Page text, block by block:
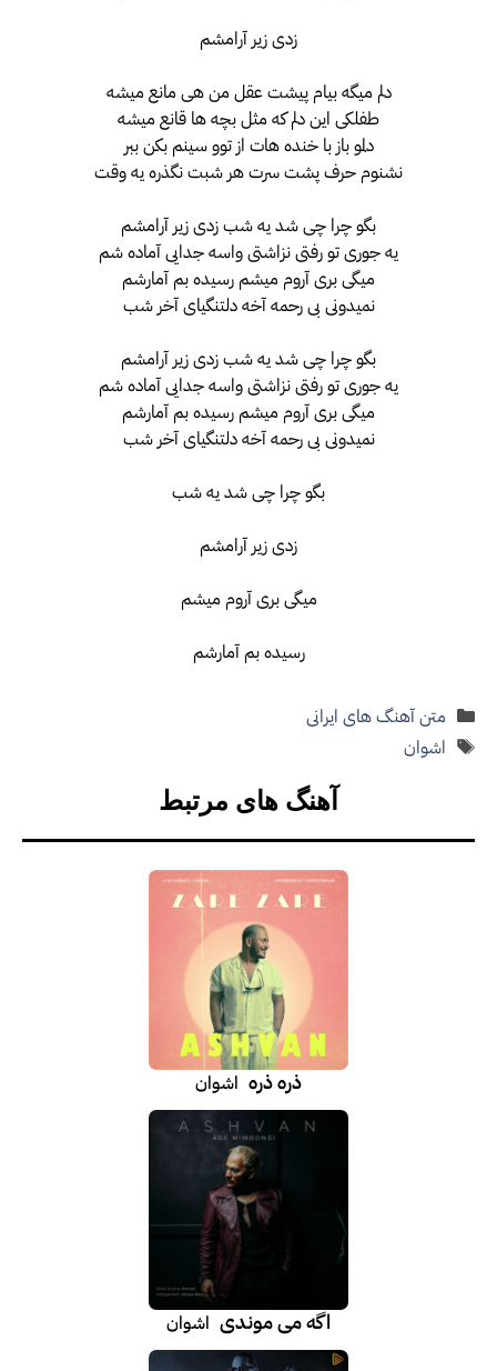
زدی زیر آرامشم
دلم میگه بیام پیشت عقل من هی مانع میشه
طفلکی این دلم که مثل بچه ها قانع میشه
دلمو باز با خنده هات از توو سینم بکن ببر
نشنوم حرف پشت سرت هر شبت نگذره یه وقت
بگو چرا چی شد یه شب زدی زیر آرامشم
یه جوری تو رفتی نزاشتی واسه جدایی آماده شم
میگی بری آروم میشم رسیده بم آمارشم
نمیدونی بی رحمه آخه دلتنگیای آخر شب
بگو چرا چی شد یه شب زدی زیر آرامشم
یه جوری تو رفتی نزاشتی واسه جدایی آماده شم
میگی بری آروم میشم رسیده بم آمارشم
نمیدونی بی رحمه آخه دلتنگیای آخر شب
بگو چرا چی شد یه شب
زدی زیر آرامشم
میگی بری آروم میشم
رسیده بم آمارشم
دسته‌ها
متن آهنگ های ایرانی
برچسب‌ها
اشوان
آهنگ های مرتبط
ذره ذره اشوان
اگه می موندی اشوان